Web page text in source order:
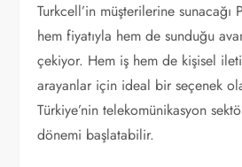
Turkcell’in müşterilerine
hem fiyatıyla hem de sunduğu
çekiyor. Hem iş hem de kişisel
arayanlar için ideal bir seçenek
Türkiye’nin telekomünikasyon
dönemi başlatabilir.